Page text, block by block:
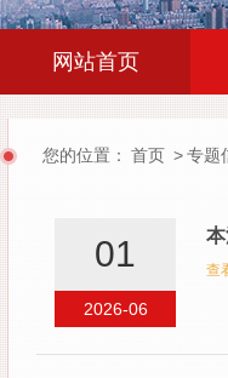
网站首页
您的位置： 首页 >专题
2026-06
01 查